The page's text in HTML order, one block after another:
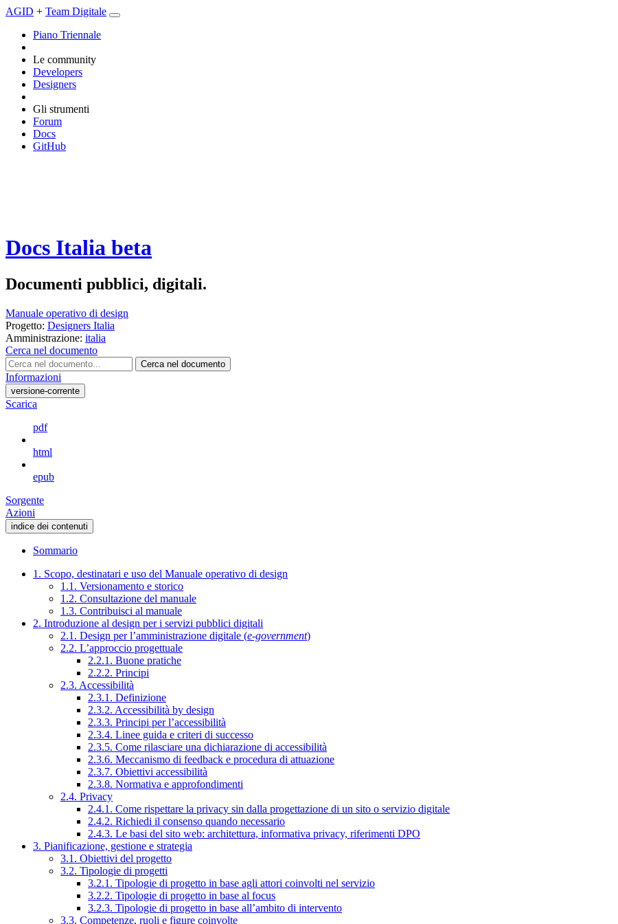
AGID + Team Digitale
Piano Triennale
Le community
Developers
Designers
Gli strumenti
Forum
Docs
GitHub
Docs Italia beta
Documenti pubblici, digitali.
Manuale operativo di design
Progetto: Designers Italia
Amministrazione: italia
Cerca nel documento
Cerca nel documento
Informazioni
versione-corrente
Scarica
pdf
html
epub
Sorgente
Azioni
indice dei contenuti
Sommario
1. Scopo, destinatari e uso del Manuale operativo di design
1.1. Versionamento e storico
1.2. Consultazione del manuale
1.3. Contribuisci al manuale
2. Introduzione al design per i servizi pubblici digitali
2.1. Design per l’amministrazione digitale (e-government)
2.2. L’approccio progettuale
2.2.1. Buone pratiche
2.2.2. Principi
2.3. Accessibilità
2.3.1. Definizione
2.3.2. Accessibilità by design
2.3.3. Principi per l’accessibilità
2.3.4. Linee guida e criteri di successo
2.3.5. Come rilasciare una dichiarazione di accessibilità
2.3.6. Meccanismo di feedback e procedura di attuazione
2.3.7. Obiettivi accessibilità
2.3.8. Normativa e approfondimenti
2.4. Privacy
2.4.1. Come rispettare la privacy sin dalla progettazione di un sito o servizio digitale
2.4.2. Richiedi il consenso quando necessario
2.4.3. Le basi del sito web: architettura, informativa privacy, riferimenti DPO
3. Pianificazione, gestione e strategia
3.1. Obiettivi del progetto
3.2. Tipologie di progetti
3.2.1. Tipologie di progetto in base agli attori coinvolti nel servizio
3.2.2. Tipologie di progetto in base al focus
3.2.3. Tipologie di progetto in base all’ambito di intervento
3.3. Competenze, ruoli e figure coinvolte